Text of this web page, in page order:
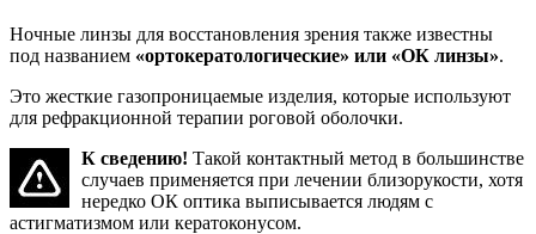
Ночные линзы для восстановления зрения также известны
под названием «ортокератологические» или «ОК линзы».
Это жесткие газопроницаемые изделия, которые используют
для рефракционной терапии роговой оболочки.
К сведению! Такой контактный метод в большинстве
случаев применяется при лечении близорукости, хотя
нередко ОК оптика выписывается людям с
астигматизмом или кератоконусом.